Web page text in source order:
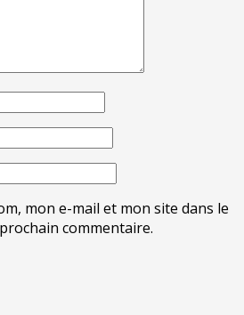
mon e-mail et mon site dans le
commentaire.